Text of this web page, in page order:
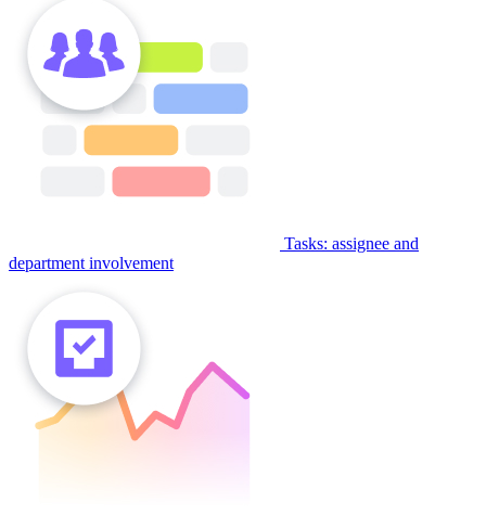
Tasks: assignee and
department involvement